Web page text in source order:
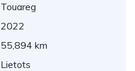
Touareg
2022
55,894 km
Lietots